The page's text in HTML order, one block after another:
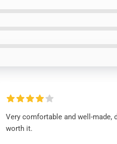
Very comfortable and well-made,
worth it.